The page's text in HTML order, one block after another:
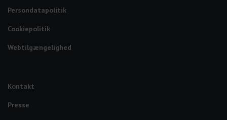
Persondatapolitik
Cookiepolitik
Webtilgængelighed
Kontakt
Presse